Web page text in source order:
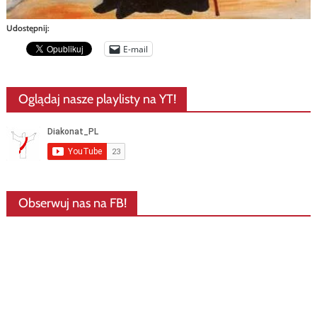
Udostępnij:
E-mail
Oglądaj nasze playlisty na YT!
Obserwuj nas na FB!